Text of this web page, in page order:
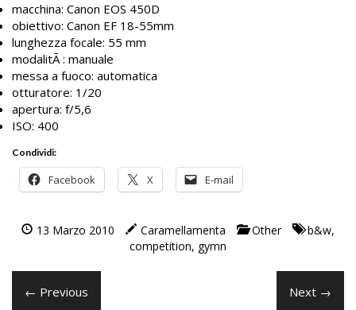
macchina: Canon EOS 450D
obiettivo: Canon EF 18-55mm
lunghezza focale: 55 mm
modalitÃ : manuale
messa a fuoco: automatica
otturatore: 1/20
apertura: f/5,6
ISO: 400
Condividi:
Facebook X E-mail
13 Marzo 2010 Caramellamenta Other b&w,
competition, gymn
← Previous Next →